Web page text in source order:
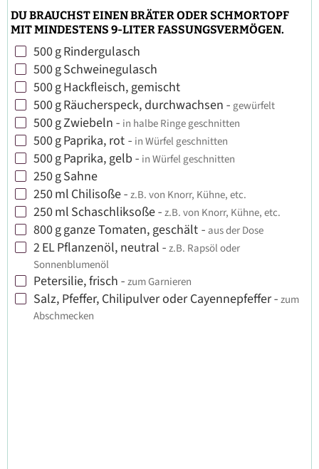
DU BRAUCHST EINEN BRÄTER ODER SCHMORTOPF
MIT MINDESTENS 9-LITER FASSUNGSVERMÖGEN.
▢
500gRindergulasch
▢
500gSchweinegulasch
▢
500gHackfleisch, gemischt
▢
500gRäucherspeck, durchwachsen - gewürfelt
▢
500gZwiebeln - in halbe Ringe geschnitten
▢
500gPaprika, rot - in Würfel geschnitten
▢
500gPaprika, gelb - in Würfel geschnitten
▢
250gSahne
▢
250ml Chilisoße - z.B. von Knorr, Kühne, etc.
▢
250ml Schaschliksoße - z.B. von Knorr, Kühne, etc.
▢
800gganze Tomaten, geschält - aus der Dose
▢
2ELPflanzenöl, neutral - z.B. Rapsöl oder
Sonnenblumenöl
▢
Petersilie, frisch - zum Garnieren
▢
Salz, Pfeffer, Chilipulver oder Cayennepfeffer- zum
Abschmecken